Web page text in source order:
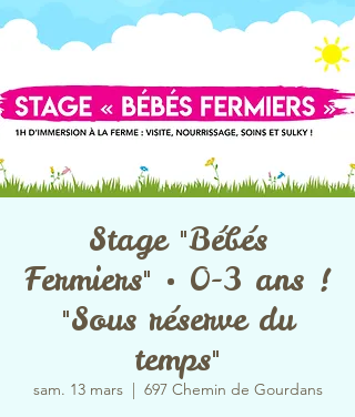
Stage "Bébés
Fermiers" • 0-3 ans !
"Sous réserve du
temps"
sam. 13 mars
  |
697 Chemin de Gourdans